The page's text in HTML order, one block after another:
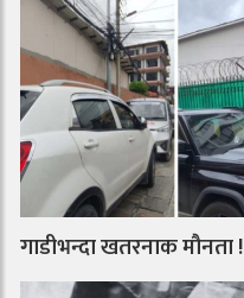
गाडीभन्दा खतरनाक मौनता !